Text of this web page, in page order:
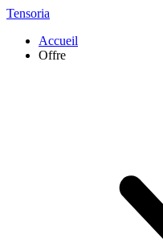
Tensoria
Accueil
Offre